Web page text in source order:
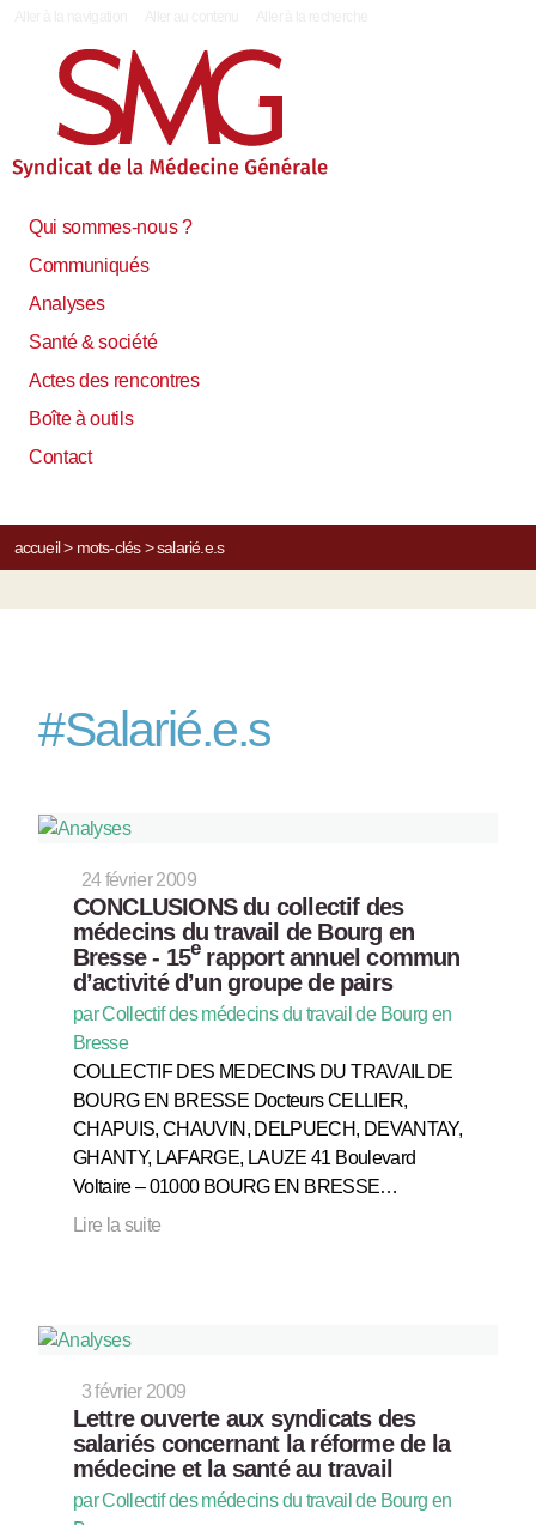
Qui sommes-nous ?
Communiqués
Analyses
Santé & société
Actes des rencontres
Boîte à outils
Contact
accueil> mots-clés> salarié.e.s
#Salarié.e.s
24 février 2009
CONCLUSIONS du collectif des
médecins du travail de Bourg en
Bresse - 15erapport annuel commun
d’activité d’un groupe de pairs
par Collectif des médecins du travail de Bourg en
Bresse
COLLECTIF DES MEDECINS DU TRAVAIL DE
BOURG EN BRESSE Docteurs CELLIER,
CHAPUIS, CHAUVIN, DELPUECH, DEVANTAY,
GHANTY, LAFARGE, LAUZE 41 Boulevard
Voltaire – 01000 BOURG EN BRESSE…
Lire la suite
3 février 2009
Lettre ouverte aux syndicats des
salariés concernant la réforme de la
médecine et la santé au travail
par Collectif des médecins du travail de Bourg en